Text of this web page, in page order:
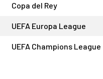
Copa del Rey
UEFA Europa League
UEFA Champions League